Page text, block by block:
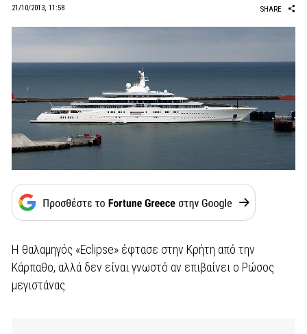
21/10/2013, 11:58
SHARE
Η θαλαμηγός «Eclipse» έφτασε στην Κρήτη από την
Κάρπαθο, αλλά δεν είναι γνωστό αν επιβαίνει ο Ρώσος
μεγιστάνας.